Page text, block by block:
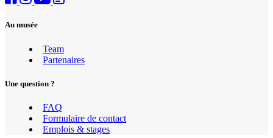
Au musée
Team
Partenaires
Une question ?
FAQ
Formulaire de contact
Emplois & stages